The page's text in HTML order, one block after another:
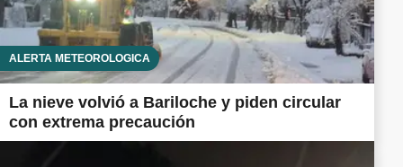
ALERTA METEOROLÓGICA
La nieve volvió a Bariloche y piden circular
con extrema precaución